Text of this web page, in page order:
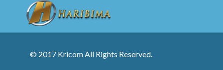
© 2017 Kricom All Rights Reserved.